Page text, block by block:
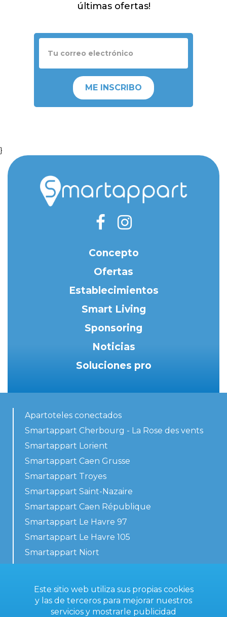
últimas ofertas!
ME INSCRIBO
}
Concepto
Ofertas
Establecimientos
Smart Living
Sponsoring
Noticias
Soluciones pro
Apartoteles conectados
Smartappart Cherbourg - La Rose des vents
Smartappart Lorient
Smartappart Caen Grusse
Smartappart Troyes
Smartappart Saint-Nazaire
Smartappart Caen République
Smartappart Le Havre 97
Smartappart Le Havre 105
Smartappart Niort
Contacta con nosotros
Este sitio web utiliza sus propias cookies
y las de terceros para mejorar nuestros
servicios y mostrarle publicidad